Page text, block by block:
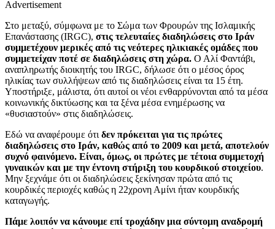
Advertisement
Στο μεταξύ, σύμφωνα με το Σώμα των Φρουρών της Ισλαμικής
Επανάστασης (IRGC), στις τελευταίες διαδηλώσεις στο Ιράν
συμμετέχουν μερικές από τις νεότερες ηλικιακές ομάδες που
συμμετείχαν ποτέ σε διαδηλώσεις στη χώρα. Ο Αλί Φαντάβι,
αναπληρωτής διοικητής του IRGC, δήλωσε ότι ο μέσος όρος
ηλικίας των συλλήψεων από τις διαδηλώσεις είναι τα 15 έτη.
Υποστήριξε, μάλιστα, ότι αυτοί οι νέοι ενθαρρύνονται από τα μέσα
κοινωνικής δικτύωσης και τα ξένα μέσα ενημέρωσης να
«θυσιαστούν» στις διαδηλώσεις.
Εδώ να αναφέρουμε ότι δεν πρόκειται για τις πρώτες
διαδηλώσεις στο Ιράν, καθώς από το 2009 και μετά, αποτελούν
συχνό φαινόμενο. Είναι, όμως, οι πρώτες με τέτοια συμμετοχή
γυναικών και με την έντονη στήριξη του κουρδικού στοιχείου.
Μην ξεχνάμε ότι οι διαδηλώσεις ξεκίνησαν πρώτα από τις
κουρδικές περιοχές καθώς η 22χρονη Αμίνι ήταν κουρδικής
καταγωγής.
Πάμε λοιπόν να κάνουμε επί τροχάδην μια σύντομη αναδρομή